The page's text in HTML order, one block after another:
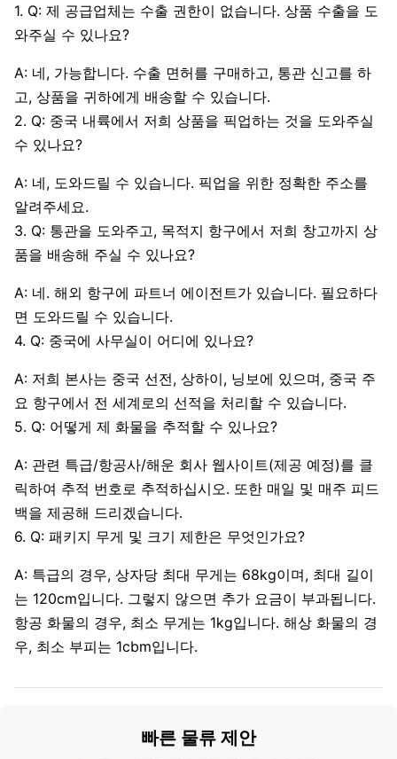
1. Q: 제 공급업체는 수출 권한이 없습니다. 상품 수출을 도
와주실 수 있나요?
A: 네, 가능합니다. 수출 면허를 구매하고, 통관 신고를 하
고, 상품을 귀하에게 배송할 수 있습니다.
2. Q: 중국 내륙에서 저희 상품을 픽업하는 것을 도와주실
수 있나요?
A: 네, 도와드릴 수 있습니다. 픽업을 위한 정확한 주소를
알려주세요.
3. Q: 통관을 도와주고, 목적지 항구에서 저희 창고까지 상
품을 배송해 주실 수 있나요?
A: 네. 해외 항구에 파트너 에이전트가 있습니다. 필요하다
면 도와드릴 수 있습니다.
4. Q: 중국에 사무실이 어디에 있나요?
A: 저희 본사는 중국 선전, 상하이, 닝보에 있으며, 중국 주
요 항구에서 전 세계로의 선적을 처리할 수 있습니다.
5. Q: 어떻게 제 화물을 추적할 수 있나요?
A: 관련 특급/항공사/해운 회사 웹사이트(제공 예정)를 클
릭하여 추적 번호로 추적하십시오. 또한 매일 및 매주 피드
백을 제공해 드리겠습니다.
6. Q: 패키지 무게 및 크기 제한은 무엇인가요?
A: 특급의 경우, 상자당 최대 무게는 68kg이며, 최대 길이
는 120cm입니다. 그렇지 않으면 추가 요금이 부과됩니다.
항공 화물의 경우, 최소 무게는 1kg입니다. 해상 화물의 경
우, 최소 부피는 1cbm입니다.
빠른 물류 제안